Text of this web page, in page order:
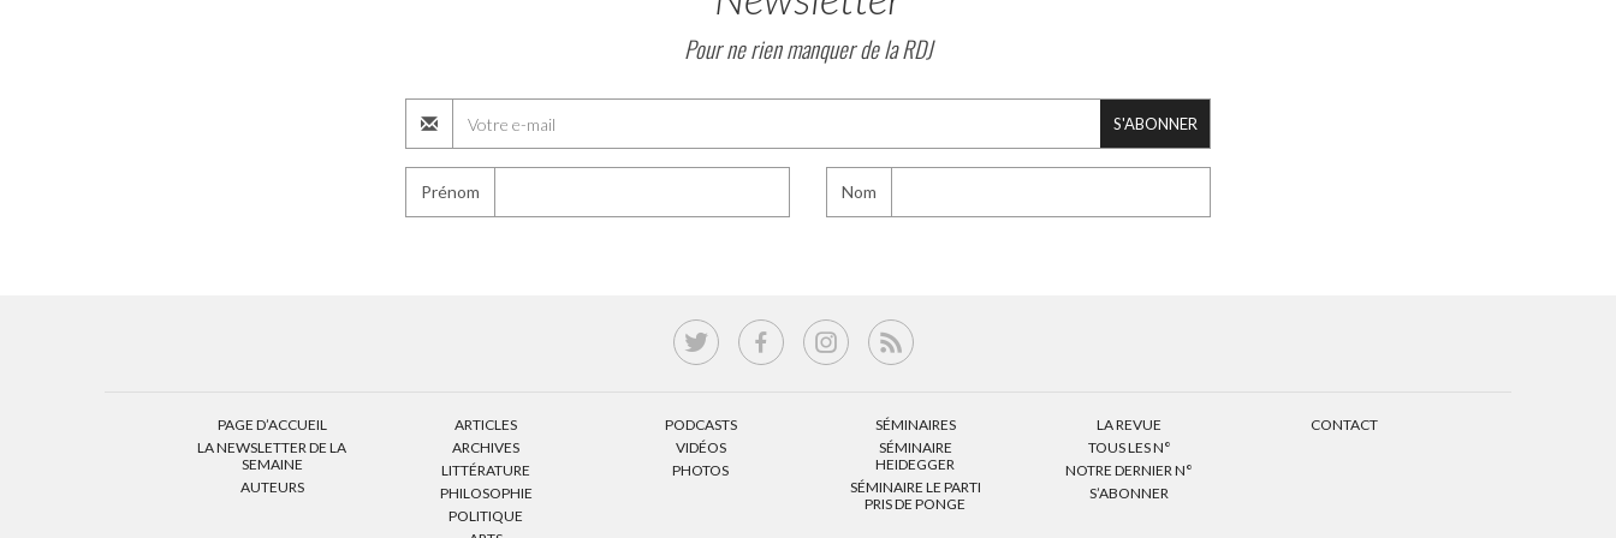
Pour ne rien manquer de la RDJ
S'ABONNER
Prénom Nom
PAGE D’ACCUEIL
LA NEWSLETTER DE LA
SEMAINE
AUTEURS
ARTICLES
ARCHIVES
LITTÉRATURE
PHILOSOPHIE
POLITIQUE
PODCASTS
VIDÉOS
PHOTOS
SÉMINAIRES
SÉMINAIRE
HEIDEGGER
SÉMINAIRE LE PARTI
PRIS DE PONGE
LA REVUE
TOUS LES N°
NOTRE DERNIER N°
S’ABONNER
CONTACT